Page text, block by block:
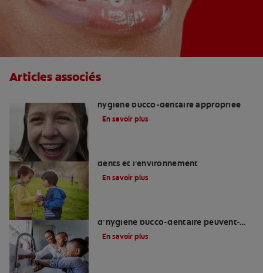
Articles associés
hygiène bucco-dentaire appropriée
En savoir plus
dents et l’environnement
En savoir plus
d’hygiène bucco-dentaire peuvent-
elles contribuer à réduire les impacts
sur nos océans ?
En savoir plus